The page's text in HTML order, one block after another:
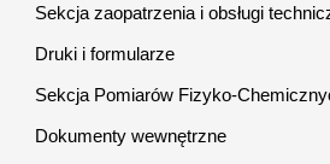
Sekcja zaopatrzenia i obsługi
Druki i formularze
Sekcja Pomiarów Fizyko-
Dokumenty wewnętrzne